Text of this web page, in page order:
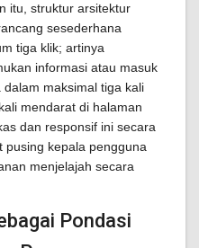
itu, struktur arsitektur
sesederhana
tiga klik; artinya
informasi atau masuk
maksimal tiga kali
mendarat di halaman
dan responsif ini secara
pusing kepala pengguna
menjelajah secara
Pondasi